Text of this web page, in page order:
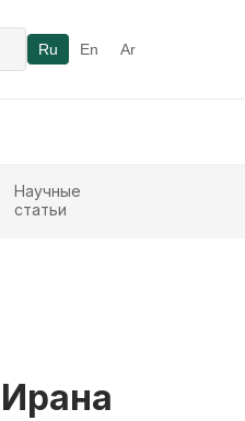
Ru En Ar
Научные
статьи